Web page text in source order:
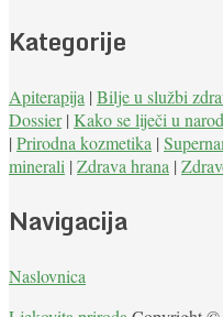
Kategorije
Apiterapija | Bilje u službi
Dossier| Kako se liječi u
| Prirodna kozmetika |
minerali | Zdrava hrana |
Navigacija
Naslovnica